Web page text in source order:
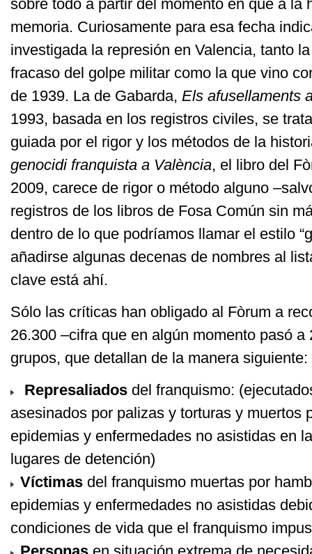
sobre todo a partir del momento en que a la
memoria. Curiosamente para esa fecha
investigada la represión en Valencia, tanto
fracaso del golpe militar como la que vino
de 1939. La de Gabarda, Els afusellaments
1993, basada en los registros civiles, se
guiada por el rigor y los métodos de la
genocidi franquista a València, el libro del
2009, carece de rigor o método alguno
registros de los libros de Fosa Común sin
dentro de lo que podríamos llamar el estilo
añadirse algunas decenas de nombres al
clave está ahí.
Sólo las críticas han obligado al Fòrum a
26.300 –cifra que en algún momento pasó
grupos, que detallan de la manera siguiente:
Represaliados del franquismo:
asesinados por palizas y torturas y muertos
epidemias y enfermedades no asistidas en
lugares de detención)
Víctimas del franquismo muertas por
epidemias y enfermedades no asistidas
condiciones de vida que el franquismo